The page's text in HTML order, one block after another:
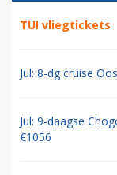
TUI vliegtickets
Jul: 8-dg cruise
Jul: 9-daagse
€1056